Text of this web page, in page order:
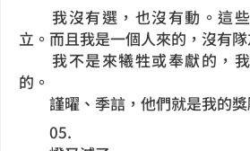
我沒有選，也沒有動。這些
立。而且我是一個人來的，沒有隊
我不是來犧牲或奉獻的，我
的。
謹曜、季誩，他們就是我的獎
05.